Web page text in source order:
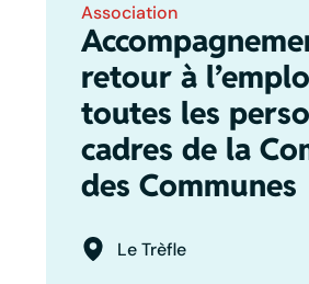
Association
retour à
toutes les
cadres de la
des Communes
Le Trèfle